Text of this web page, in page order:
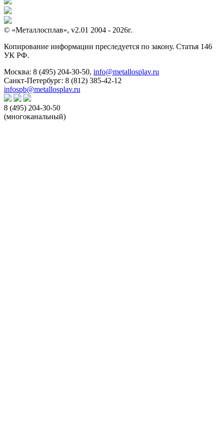
© «Металлосплав», v2.01 2004 - 2026г.
Копирование информации преследуется по закону. Статья 146
УК РФ.
Москва: 8 (495) 204-30-50, info@metallosplav.ru
Санкт-Петербург: 8 (812) 385-42-12
infospb@metallosplav.ru
8 (495) 204-30-50
(многоканальный)